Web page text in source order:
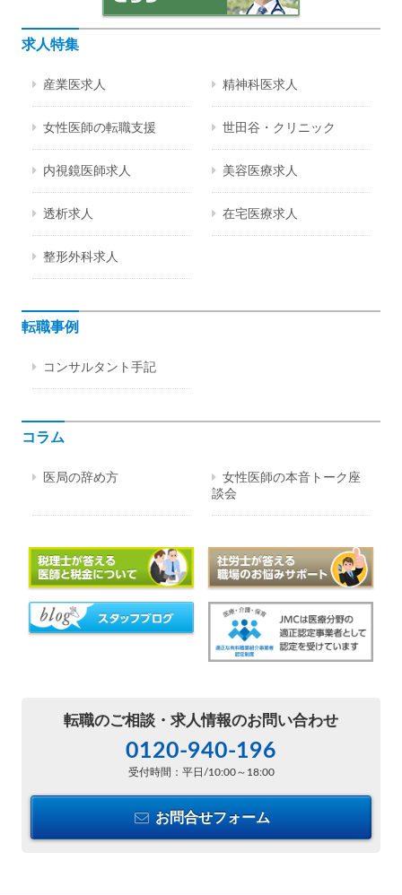
求人特集
産業医求人 精神科医求人
女性医師の転職支援 世田谷・クリニック
内視鏡医師求人 美容医療求人
透析求人 在宅医療求人
整形外科求人
転職事例
コンサルタント手記
コラム
医局の辞め方
女性医師の本音トーク座
談会
転職のご相談・ 求人情報のお問い合わせ
0120-940-196
受付時間：平日/10:00～18:00
お問合せフォーム